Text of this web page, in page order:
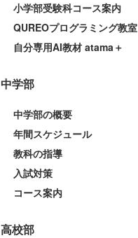
小学部受験科コース案内
QUREOプログラミング教室
自分専用AI教材 atama＋
中学部
中学部の概要
年間スケジュール
教科の指導
入試対策
コース案内
高校部